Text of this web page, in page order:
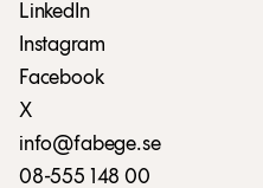
LinkedIn
Instagram
Facebook
X
info@fabege.se
08-555 148 00